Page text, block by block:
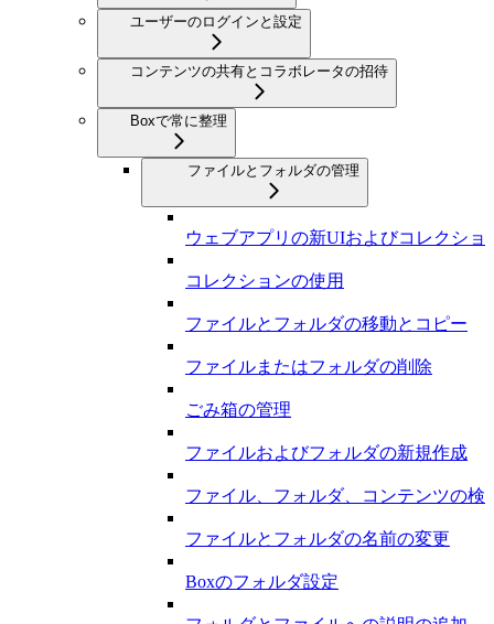
ユーザーのログインと設定
コンテンツの共有とコラボレータの招待
Boxで常に整理
ファイルとフォルダの管理
ウェブアプリの新UIおよびコレクショ
コレクションの使用
ファイルとフォルダの移動とコピー
ファイルまたはフォルダの削除
ごみ箱の管理
ファイルおよびフォルダの新規作成
ファイル、フォルダ、コンテンツの検
ファイルとフォルダの名前の変更
Boxのフォルダ設定